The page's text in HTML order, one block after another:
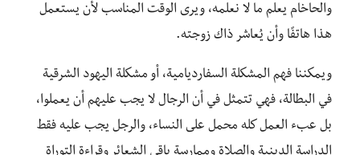
والحاخام يعلم ما لا نعلمه، ويرى الوقت المناسب لأن يستعمل
هذا هاتفًا وأن يُعاشر ذاك زوجته.
ويمكننا فهم المشكلة السفارديامية، أو مشكلة اليهود الشرقية
في البطالة، فهي تتمثل في أن الرجال لا يجب عليهم أن يعملوا،
بل عبء العمل كله محمل على النساء، والرجل يجب عليه فقط